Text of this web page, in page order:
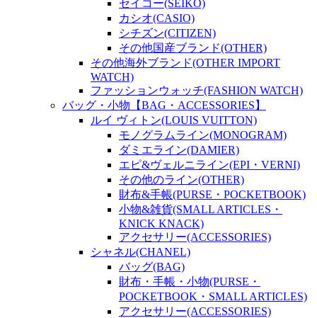
セイコー(SEIKO)
カシオ(CASIO)
シチズン(CITIZEN)
その他国産ブランド(OTHER)
その他海外ブランド(OTHER IMPORT
WATCH)
ファッションウォッチ(FASHION WATCH)
バッグ・小物【BAG・ACCESSORIES】
ルイ ヴィトン(LOUIS VUITTON)
モノグラムライン(MONOGRAM)
ダミエライン(DAMIER)
エピ&ヴェルニライン(EPI・VERNI)
その他のライン(OTHER)
財布&手帳(PURSE・POCKETBOOK)
小物&雑貨(SMALL ARTICLES・
KNICK KNACK)
アクセサリー(ACCESSORIES)
シャネル(CHANEL)
バッグ(BAG)
財布・手帳・小物(PURSE・
POCKETBOOK・SMALL ARTICLES)
アクセサリー(ACCESSORIES)